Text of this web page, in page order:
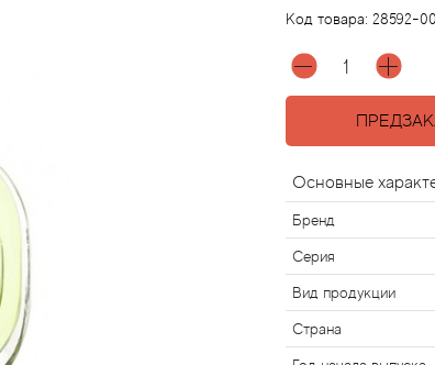
Код товара: 28592-
Основные
Бренд
Серия
Вид продукции
Страна